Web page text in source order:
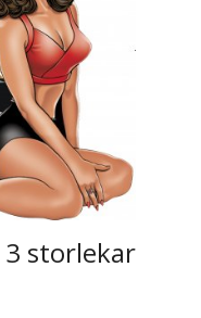
storlekar